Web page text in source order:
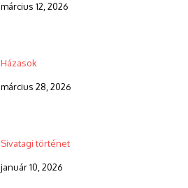
március 12, 2026
Házasok
március 28, 2026
Sivatagi történet
január 10, 2026